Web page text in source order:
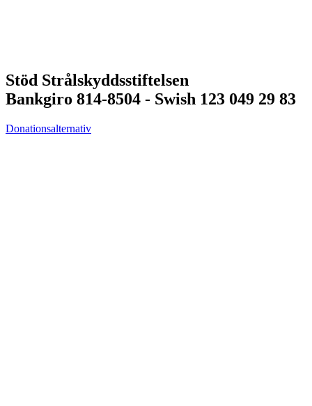
Stöd Strålskyddsstiftelsen
Bankgiro 814-8504 - Swish 123 049 29 83
Donationsalternativ